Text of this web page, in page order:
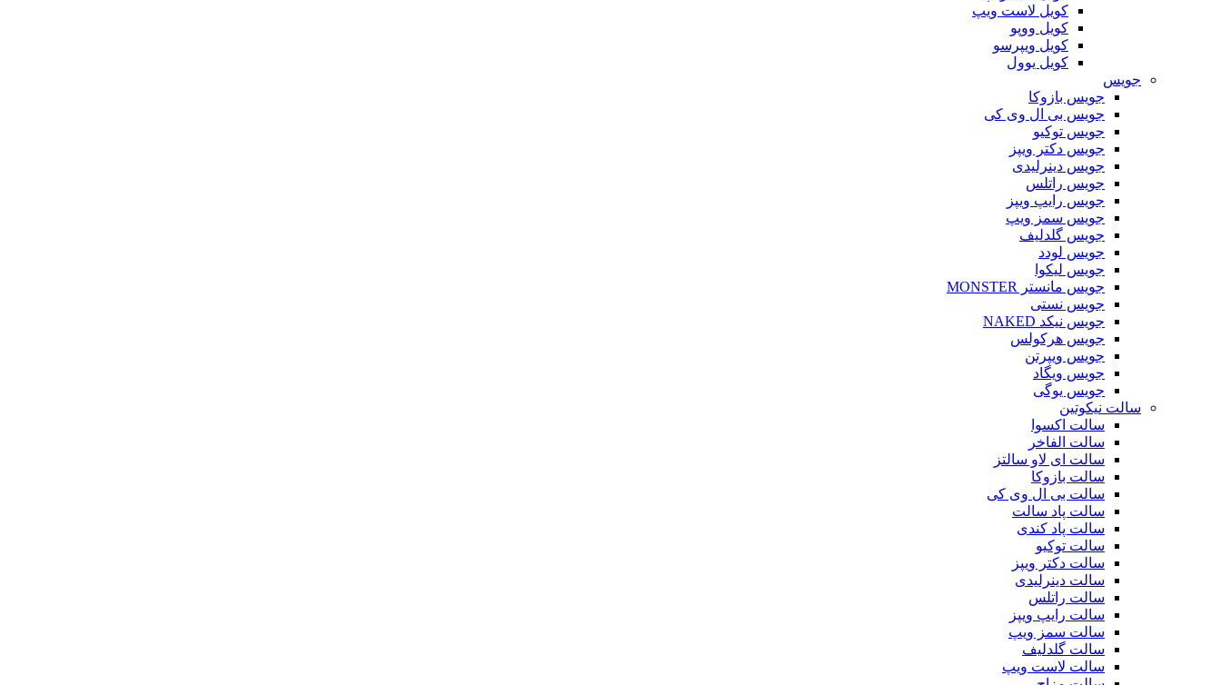
کویل لاست ویپ
کویل ووپو
کویل ویپرسو
کویل یوول
جویس‌
جویس بازوکا
جویس بی ال وی کی
جویس توکیو
جویس دکتر ویپز
جویس دینرلیدی
جویس راتلس
جویس رایپ ویپز
جویس سمز ویپ
جویس گلدلیف
جویس لودد
جویس لیکوا
جویس مانستر MONSTER
جویس نستی
جویس نیکد NAKED
جویس هرکولس
جویس ویپرتن
جویس ویگاد
جویس یوگی
سالت نیکوتین
سالت اکسوا
سالت الفاخر
سالت ای لاو سالتز
سالت بازوکا
سالت بی ال وی کی
سالت پاد سالت
سالت پاد کندی
سالت توکیو
سالت دکتر ویپز
سالت دینرلیدی
سالت راتلس
سالت رایپ ویپز
سالت سمز ویپ
سالت گلدلیف
سالت لاست ویپ